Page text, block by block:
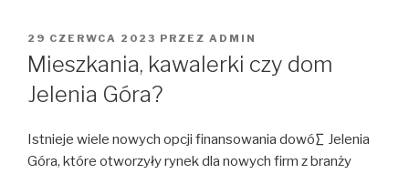
OPUBLIKOWANE
W
29 CZERWCA 2023 PRZEZ ADMIN
Mieszkania, kawalerki czy dom
Jelenia Góra?
Istnieje wiele nowych opcji finansowania dowó∑ Jelenia
Góra, które otworzyły rynek dla nowych firm z branży